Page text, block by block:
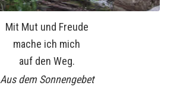
Mit Mut und Freude
mache ich mich
auf den Weg.
Aus dem Sonnengebet